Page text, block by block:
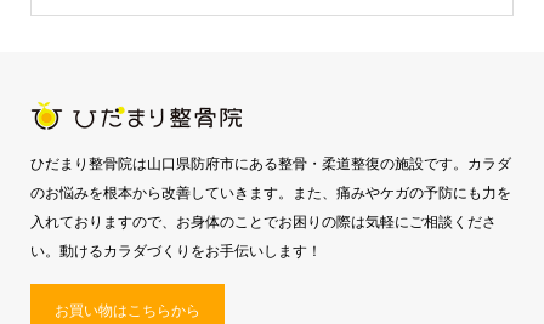
ひだまり整骨院は山口県防府市にある整骨・柔道整復の施設です。カラダ
のお悩みを根本から改善していきます。また、痛みやケガの予防にも力を
入れておりますので、お身体のことでお困りの際は気軽にご相談くださ
い。動けるカラダづくりをお手伝いします！
お買い物はこちらから